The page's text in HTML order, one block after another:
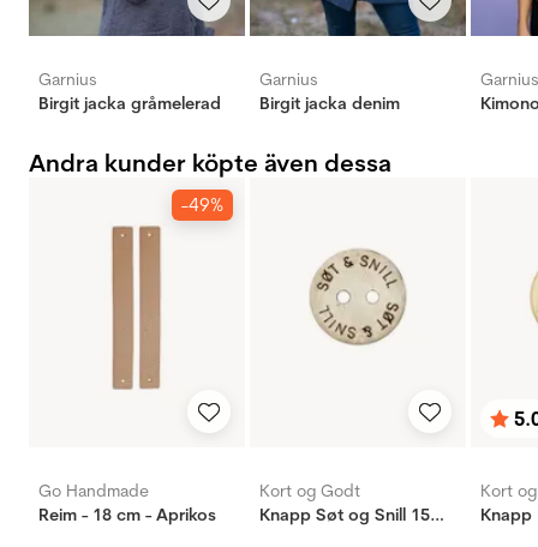
Garnius
Birgit jacka gråmelerad
Garnius
Birgit jacka denim
Garnius
Andra kunder köpte även dessa
-49%
Go Handmade
Reim - 18 cm - Aprikos
Kort og Godt
Knapp Søt og Snill 15mm
utav
Kort